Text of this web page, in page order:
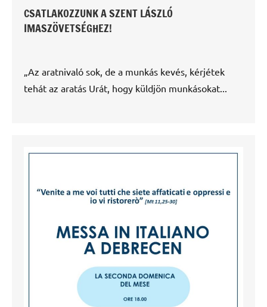
CSATLAKOZZUNK A SZENT LÁSZLÓ
IMASZÖVETSÉGHEZ!
„Az aratnivaló sok, de a munkás kevés, kérjétek
tehát az aratás Urát, hogy küldjön munkásokat...